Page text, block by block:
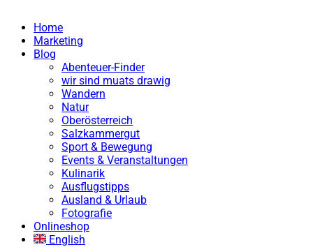
Home
Marketing
Blog
Abenteuer-Finder
wir sind muats drawig
Wandern
Natur
Oberösterreich
Salzkammergut
Sport & Bewegung
Events & Veranstaltungen
Kulinarik
Ausflugstipps
Ausland & Urlaub
Fotografie
Onlineshop
English